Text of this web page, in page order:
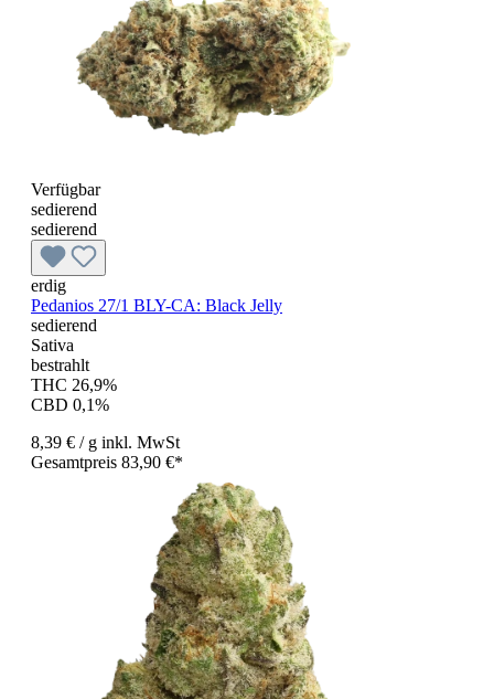
Verfügbar
sedierend
sedierend
erdig
Pedanios 27/1 BLY-CA: Black Jelly
sedierend
Sativa
bestrahlt
THC 26,9%
CBD 0,1%
8,39 € / g inkl. MwSt
Gesamtpreis 83,90 €*